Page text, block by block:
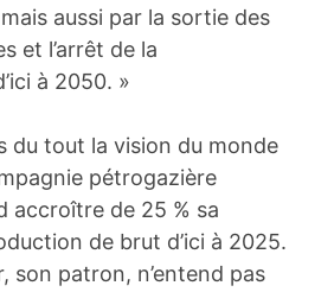
aussi par la sortie des
et l’arrêt de la
à 2050. »
du tout la vision du monde
pétrogazière
accroître de 25 % sa
de brut d’ici à 2025.
son patron, n’entend pas